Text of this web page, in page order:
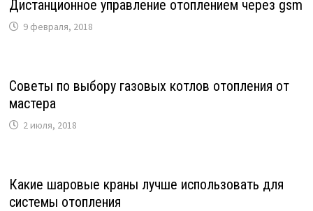
Дистанционное управление отоплением через gsm
9 февраля, 2018
Советы по выбору газовых котлов отопления от
мастера
2 июля, 2018
Какие шаровые краны лучше использовать для
системы отопления